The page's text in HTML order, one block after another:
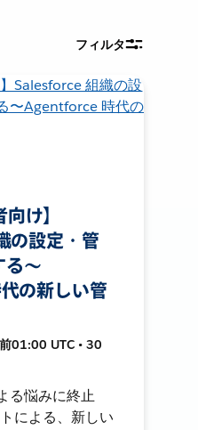
フィルタ
け】
の設定・管
る〜
の新しい管
01:00 UTC • 30
る悩みに終止
による、新しい